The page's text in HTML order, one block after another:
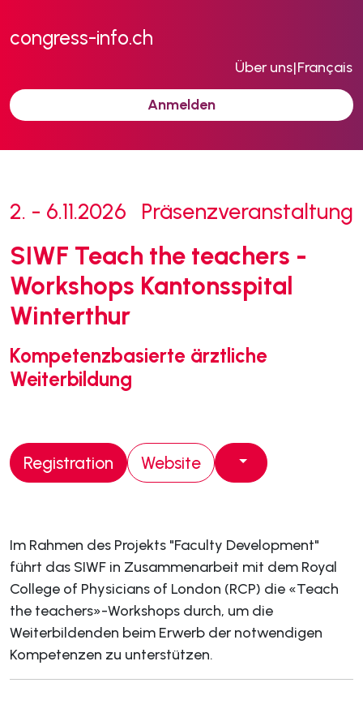
congress-info.ch
Über uns|Français
Anmelden
2. - 6.11.2026 Präsenzveranstaltung
SIWF Teach the teachers -
Workshops Kantonsspital
Winterthur
Kompetenzbasierte ärztliche
Weiterbildung
Registration Website
Im Rahmen des Projekts "Faculty Development"
führt das SIWF in Zusammenarbeit mit dem Royal
College of Physicians of London (RCP) die «Teach
the teachers»-Workshops durch, um die
Weiterbildenden beim Erwerb der notwendigen
Kompetenzen zu unterstützen.